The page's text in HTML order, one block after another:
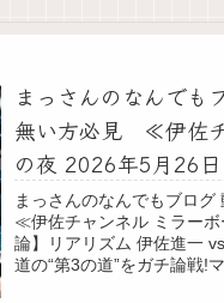
まっさんのなんでも
無い方必見 ≪伊佐
の夜 2026年5月26
佐進一 vs ジャーナ
の“第3の道”をガチ
リギリの裏側に迫る
まっさんのなんでもブロ
≪伊佐チャンネル ミラー
論】リアリズム 伊佐進一
道の“第3の道”をガチ論戦!